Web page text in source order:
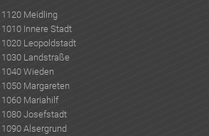
Meidling
Innere Stadt
Leopoldstadt
Landstraße
Wieden
Margareten
Mariahilf
Josefstadt
Alsergrund